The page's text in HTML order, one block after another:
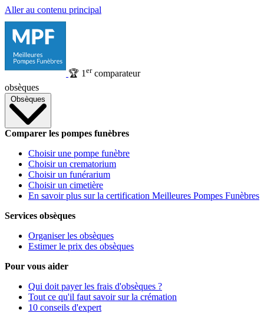
Aller au contenu principal
🏆 1 ercomparateur
obsèques
Obsèques
Comparer les pompes funèbres
Choisir une pompe funèbre
Choisir un crematorium
Choisir un funérarium
Choisir un cimetière
En savoir plus sur la certification Meilleures Pompes Funèbres
Services obsèques
Organiser les obsèques
Estimer le prix des obsèques
Pour vous aider
Qui doit payer les frais d'obsèques ?
Tout ce qu'il faut savoir sur la crémation
10 conseils d'expert